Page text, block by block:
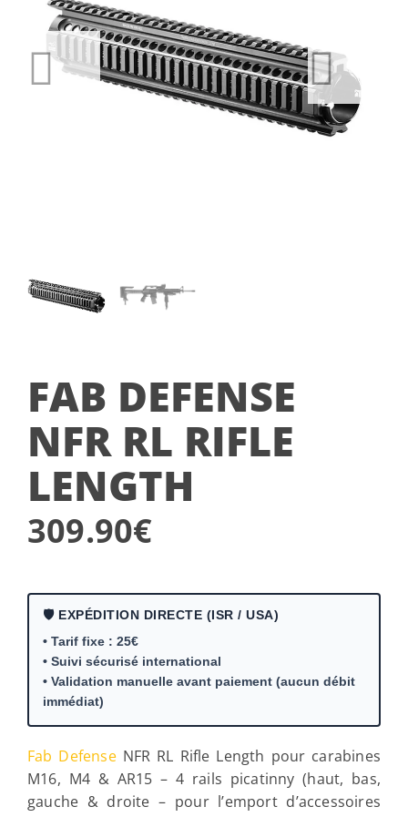
FAB DEFENSE
NFR RL RIFLE
LENGTH
309.90€
🛡️ EXPÉDITION DIRECTE (ISR / USA)
• Tarif fixe : 25€
• Suivi sécurisé international
• Validation manuelle avant paiement (aucun débit
immédiat)
Fab DefenseNFR RL Rifle Length pour carabines
M16, M4 & AR15 – 4 rails picatinny (haut, bas,
gauche & droite – pour l’emport d’accessoires